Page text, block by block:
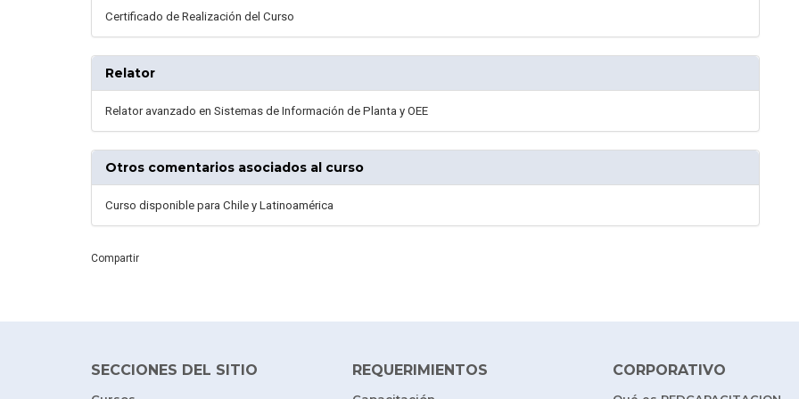
Certificado de Realización del Curso
Relator
Relator avanzado en Sistemas de Información de Planta y OEE
Otros comentarios asociados al curso
Curso disponible para Chile y Latinoamérica
Compartir
SECCIONES DEL SITIO REQUERIMIENTOS CORPORATIVO